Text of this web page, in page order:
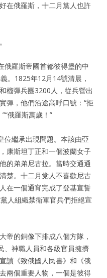
在俄羅斯，十二月黨人也許
俄羅斯帝國首都彼得堡的中
1825年12月14號清晨，
榴彈兵團3200人，從兵營出
彈，他們沿途高呼口號：“拒
俄羅斯萬歲！”
位繼承出現問題。本該由亞
康斯坦丁正和一個波蘭女子
的弟弟尼古拉。當時交通通
楚。十二月党人不喜歡尼古
在一個通宵完成了登基宣誓
人組織禁衛軍官兵們拒絕宣
帝的銅像下排成八個方隊，
、神職人員和各級官員擁擠
讀《致俄國人民書》和《俄
兩個重要人物，一個是彼得